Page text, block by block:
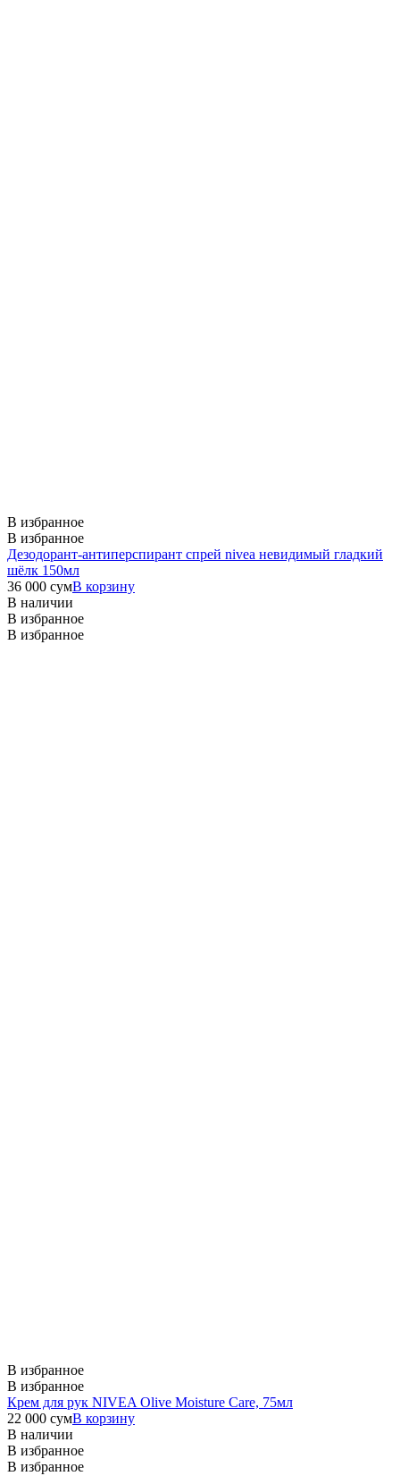
В избранное
В избранное
Дезодорант-антиперспирант спрей nivea невидимый гладкий
шёлк 150мл
36 000 сумВ корзину
В наличии
В избранное
В избранное
В избранное
В избранное
Крем для рук NIVEA Olive Moisture Care, 75мл
22 000 сумВ корзину
В наличии
В избранное
В избранное